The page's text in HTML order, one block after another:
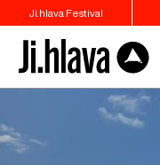
Ji.hlava Festival